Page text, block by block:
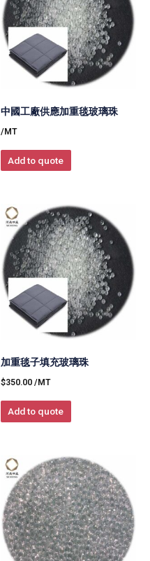
中國工廠供應加重毯玻璃珠
/MT
Add to quote
加重毯子填充玻璃珠
$350.00 /MT
Add to quote